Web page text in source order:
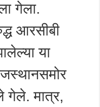
गेला.
आरसीबी
या
गेले. मात्र,